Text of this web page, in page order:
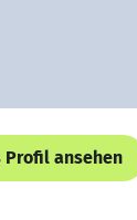
Profil ansehen